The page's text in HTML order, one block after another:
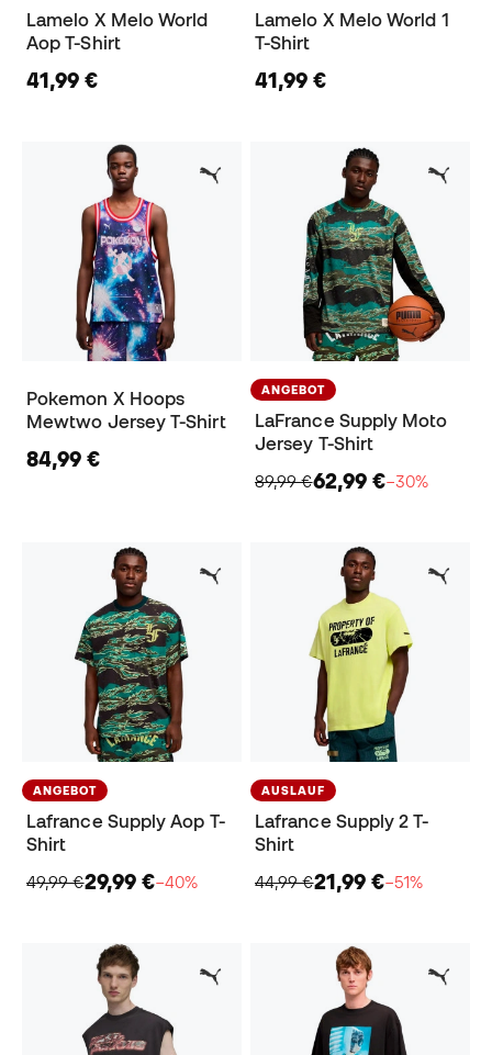
Lamelo X Melo World
Aop T-Shirt
41,99 €
Lamelo X Melo World 1
T-Shirt
41,99 €
Pokemon X Hoops
Mewtwo Jersey T-Shirt
84,99 €
ANGEBOT
LaFrance Supply Moto
Jersey T-Shirt
89,99 €62,99 €−30%
ANGEBOT
Lafrance Supply Aop T-
Shirt
49,99 €29,99 €−40%
AUSLAUF
Lafrance Supply 2 T-
Shirt
44,99 €21,99 €−51%